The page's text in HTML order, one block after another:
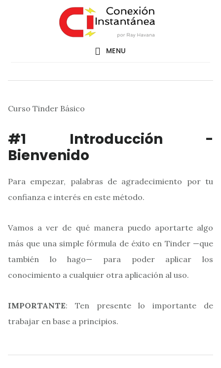
MENU
Curso Tinder Básico
#1 Introducción -
Bienvenido
Para empezar, palabras de agradecimiento por tu
confianza e interés en este método.
Vamos a ver de qué manera puedo aportarte algo
más que una simple fórmula de éxito en Tinder —que
también lo hago— para poder aplicar los
conocimiento a cualquier otra aplicación al uso.
IMPORTANTE: Ten presente lo importante de
trabajar en base a principios.